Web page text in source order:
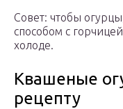
Совет: чтобы
способом с
холоде.
Квашеные
рецепту